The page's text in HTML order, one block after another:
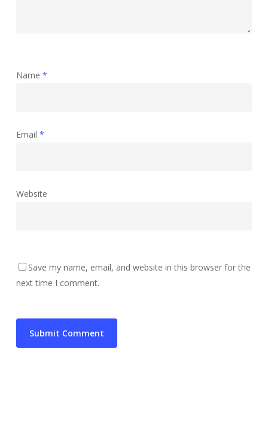
Name *
Email *
Website
Save my name, email, and website in this browser for the
next time I comment.